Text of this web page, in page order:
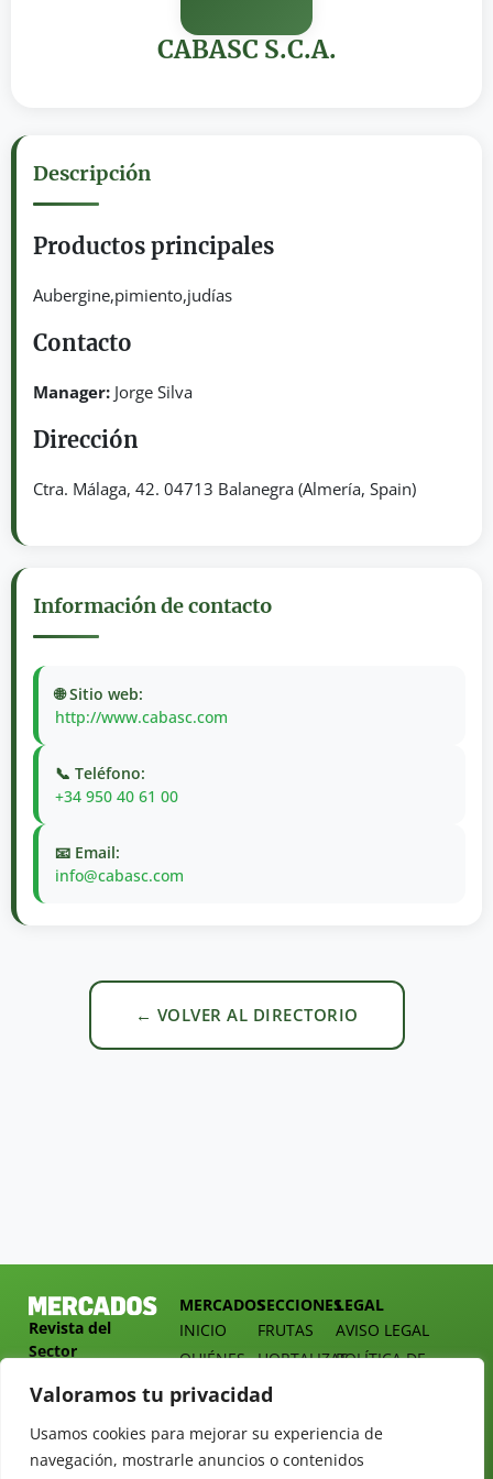
Valoramos tu privacidad
Usamos cookies para mejorar su experiencia de
navegación, mostrarle anuncios o contenidos
CABASC S.C.A.
Descripción
Productos principales
Aubergine,pimiento,judías
Contacto
Manager: Jorge Silva
Dirección
Ctra. Málaga, 42. 04713 Balanegra (Almería, Spain)
Información de contacto
🌐 Sitio web:
http://www.cabasc.com
📞 Teléfono:
+34 950 40 61 00
📧 Email:
info@cabasc.com
← VOLVER AL DIRECTORIO
Revista del
Sector
Presidente
Cárdenas nº
MERCADOS
INICIO
QUIÉNES
DOSSIER
TARIFAS
REVISTAS
SECCIONES
FRUTAS
HORTALIZAS
EMPRESA
ALIMENTACIÓN
OPINIÓN
LEGAL
AVISO LEGAL
POLÍTICA DE